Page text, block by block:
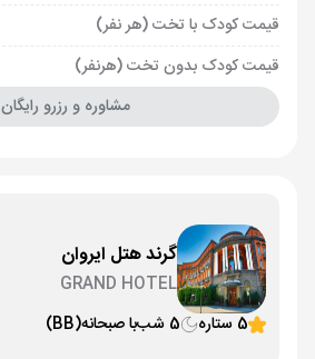
قیمت کودک با تخت (هر نفر)
قیمت کودک بدون تخت (هرنفر)
مشاوره و رزرو رایگان
گرند هتل ایروان
GRAND HOTEL
5 ستاره
5 شب با صبحانه(BB)